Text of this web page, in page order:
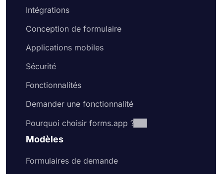
pouvez facilement partager les réponses au
formulaire sur forms.app.
Intégrations
Conception de formulaire
Applications mobiles
Sécurité
Fonctionnalités
Demander une fonctionnalité
Pourquoi choisir forms.app ?
Modèles
Formulaires de demande